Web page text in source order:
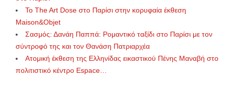
Το The Art Dose στο Παρίσι στην κορυφαία έκθεση
Maison&Objet
Σασμός: Δανάη Παππά: Ρομαντικό ταξίδι στο Παρίσι με τον
σύντροφό της και τον Θανάση Πατριαρχέα
Ατομική έκθεση της Ελληνίδας εικαστικού Πένης Μαναβή στο
πολιτιστικό κέντρο Espace…